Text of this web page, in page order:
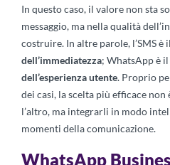
In questo caso, il valore non sta
messaggio, ma nella qualità
costruire. In altre parole, l’SMS è
dell’immediatezza; WhatsApp è
dell’esperienza utente. Proprio
dei casi, la scelta più efficace non
l’altro, ma integrarli in modo
momenti della comunicazione.
WhatsApp